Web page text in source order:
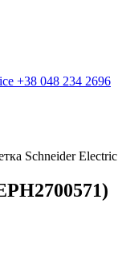
+38 048 234 2696
Schneider